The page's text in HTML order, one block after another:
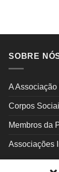
SOBRE
A
Corpos
Membros da
Associações